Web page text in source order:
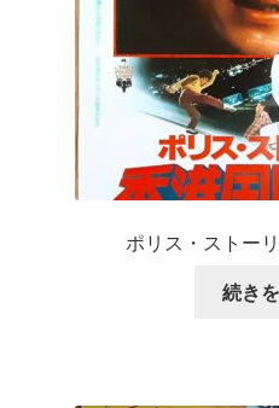
ポリス・ストー
続き